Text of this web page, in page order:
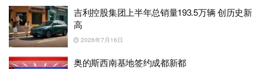
吉利控股集团上半年总销量193.5万辆 创历史新
高
2026年7月16日
奥的斯西南基地签约成都新都